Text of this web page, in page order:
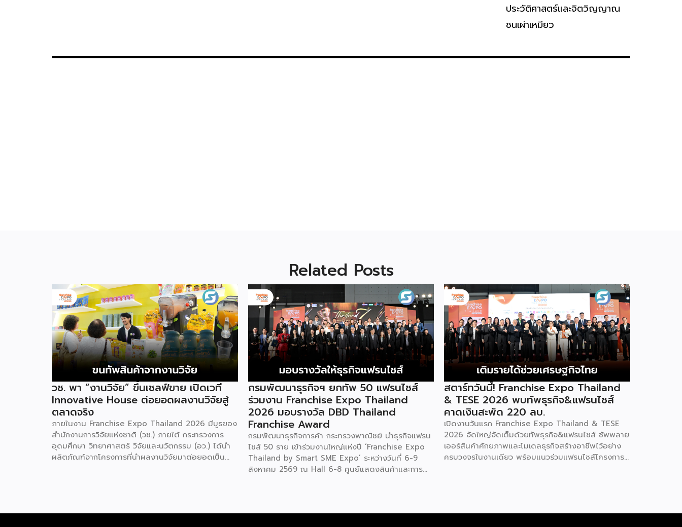
ประวัติศาสตร์และจิตวิญญาณ
ชนเผ่าเหมียว
Related Posts
วช. พา “งานวิจัย” ขึ้นเชลฟ์ขาย เปิดเวที
Innovative House ต่อยอดผลงานวิจัยสู่
ตลาดจริง
ภายในงาน Franchise Expo Thailand 2026 มีบูธของ
สำนักงานการวิจัยแห่งชาติ (วช.) ภายใต้ กระทรวงการ
อุดมศึกษา วิทยาศาสตร์ วิจัยและนวัตกรรม (อว.) ได้นำ
ผลิตภัณฑ์จากโครงการที่นำผลงานวิจัยมาต่อยอดเป็น
อาวุโส แน่นอนว่านี่เป็นหน่วยงานผู้อยู่เบื้องหลังงานวิจัย
กรมพัฒนาธุรกิจฯ ยกทัพ 50 แฟรนไชส์
ร่วมงาน Franchise Expo Thailand
2026 มอบรางวัล DBD Thailand
Franchise Award
กรมพัฒนาธุรกิจการค้า กระทรวงพาณิชย์ นำธุรกิจแฟรน
ไชส์ 50 ราย เข้าร่วมงานใหญ่แห่งปี ‘Franchise Expo
Thailand by Smart SME Expo’ ระหว่างวันที่ 6-9
สิงหาคม 2569 ณ Hall 6-8 ศูนย์แสดงสินค้าและการ
รมฯ นายพูนพงษ์ นัยนาภากรณ์ อธิบดีกรมพัฒนา
สตาร์ทวันนี้! Franchise Expo Thailand
& TESE 2026 พบทัพธุรกิจ&แฟรนไชส์
คาดเงินสะพัด 220 ลบ.
เปิดงานวันแรก Franchise Expo Thailand & TESE
2026 จัดใหญ่จัดเต็มด้วยทัพธุรกิจ&แฟรนไชส์ ซัพพลาย
เออร์สินค้าศักยภาพและโมเดลธุรกิจสร้างอาชีพไว้อย่าง
ครบวงจรในงานเดียว พร้อมแนวร่วมแฟรนไชส์โครงการ
ในงานด้วยสินเชื่อ และทำเลทองทั่วประเทศ พร้อมเสวนา